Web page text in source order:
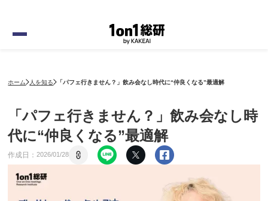
ホーム 人を知る 「パフェ行きません？」飲み会なし時代に“仲良くなる”最適解
「パフェ行きません？」飲み会なし時
代に“仲良くなる”最適解
作成日：2026/01/28